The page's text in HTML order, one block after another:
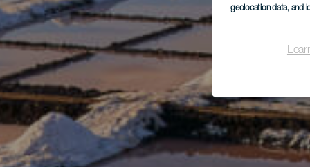
geolocation data, and